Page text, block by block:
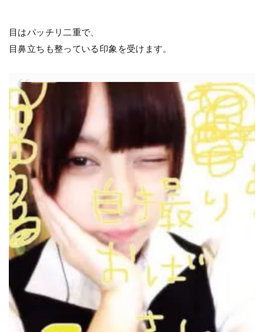
目はパッチリ二重で、
目鼻立ちも整っている印象を受けます。